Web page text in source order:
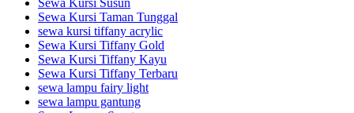
Sewa Kursi Susun
Sewa Kursi Taman Tunggal
sewa kursi tiffany acrylic
Sewa Kursi Tiffany Gold
Sewa Kursi Tiffany Kayu
Sewa Kursi Tiffany Terbaru
sewa lampu fairy light
sewa lampu gantung